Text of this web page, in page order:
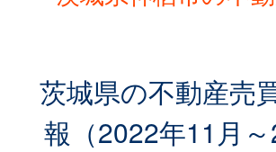
茨城県の不動産売
報（2022年11月